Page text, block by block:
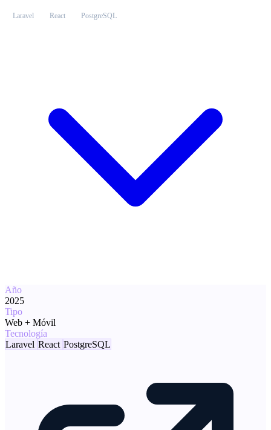
Laravel React PostgreSQL
Año
2025
Tipo
Web + Móvil
Tecnología
Laravel React PostgreSQL